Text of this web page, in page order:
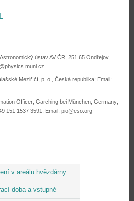
v areálu hvězdárny
doba a vstupné
ústav AV ČR, 251 65 Ondřejov,
Meziříčí, p. o., Česká republika; Email:
Officer; Garching bei München, Germany;
151 1537 3591; Email: pio@eso.org